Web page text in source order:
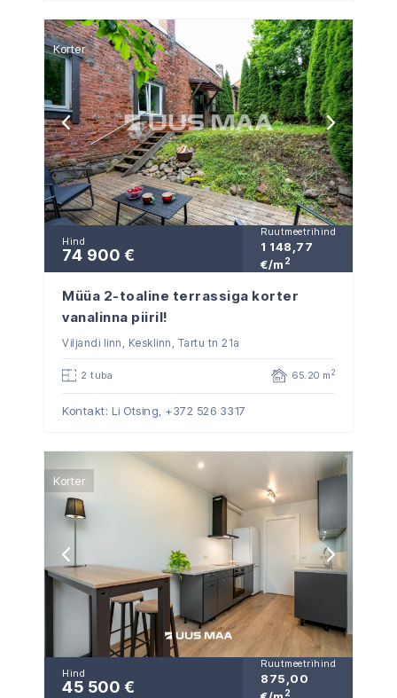
Korter
Hind
74 900 €
Ruutmeetrihind
1 148,77
€/m 2
Müüa 2-toaline terrassiga korter
vanalinna piiril!
Viljandi linn, Kesklinn, Tartu tn 21a
2 tuba 65.20 m 2
Kontakt: Li Otsing, +372 526 3317
Korter
Hind
45 500 €
Ruutmeetrihind
875,00
2